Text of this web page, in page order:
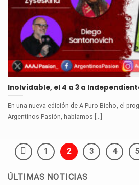
Inolvidable, el 4 a 3 a
En una nueva edición de A Puro Bicho, el
Argentinos Pasión, hablamos [...]
1 2 3 4 5
ÚLTIMAS NOTICIAS